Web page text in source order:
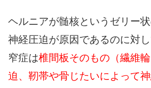
ヘルニアが髄核というゼリー
神経圧迫が原因であるのに対
窄症は椎間板そのもの（繊維
迫、靭帯や骨じたいによって